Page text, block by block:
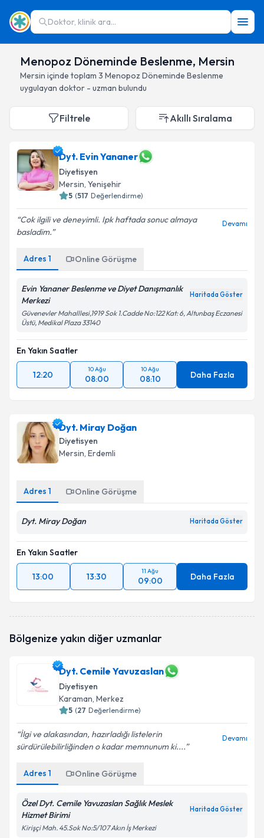
Doktor, klinik ara...
Menopoz Döneminde Beslenme, Mersin
Mersin içinde toplam 3 Menopoz Döneminde Beslenme
uygulayan doktor - uzman bulundu
Filtrele Akıllı Sıralama
Dyt. Evin Yananer
Diyetisyen
Mersin, Yenişehir
5 (517 Değerlendirme)
Cok ilgili ve deneyimli. Ipk haftada sonuc almaya
basladim.
Devamı
Adres 1 Online Görüşme
Evin Yananer Beslenme ve Diyet Danışmanlık
Merkezi
Haritada Göster
Güvenevler Mahalllesi,1919 Sok 1.Cadde No:122 Kat: 6, Altunbaş Eczanesi
Üstü, Medikal Plaza 33140
En Yakın Saatler
12:20
10 Ağu
08:00
10 Ağu
08:10 Daha Fazla
Dyt. Miray Doğan
Diyetisyen
Mersin, Erdemli
Adres 1 Online Görüşme
Dyt. Miray Doğan Haritada Göster
En Yakın Saatler
13:00 13:30
11 Ağu
09:00 Daha Fazla
Bölgenize yakın diğer uzmanlar
Dyt. Cemile Yavuzaslan
Diyetisyen
Karaman, Merkez
5 (27 Değerlendirme)
İlgi ve alakasından, hazırladığı listelerin
sürdürülebilirliğinden o kadar memnunum ki....
Devamı
Adres 1 Online Görüşme
Özel Dyt. Cemile Yavuzaslan Sağlık Meslek
Hizmet Birimi
Haritada Göster
Kirişçi Mah. 45.Sok No:5/107 Akın İş Merkezi